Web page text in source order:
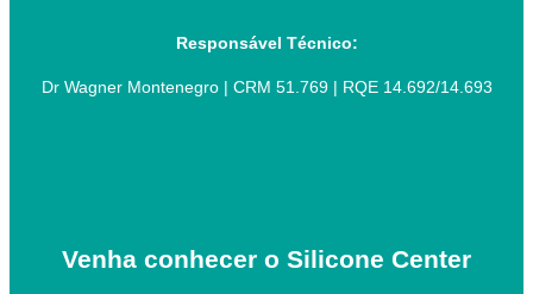
Responsável Técnico:
Dr Wagner Montenegro | CRM 51.769 | RQE 14.692/14.693
Venha conhecer o Silicone Center